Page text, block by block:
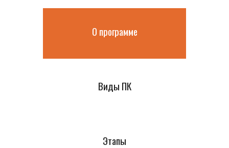
О программе
Виды ПК
Этапы